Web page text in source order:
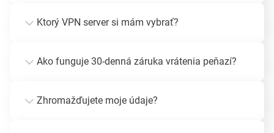
Ktorý VPN server si mám vybrať?
Ako funguje 30-denná záruka vrátenia peňazí?
Zhromažďujete moje údaje?